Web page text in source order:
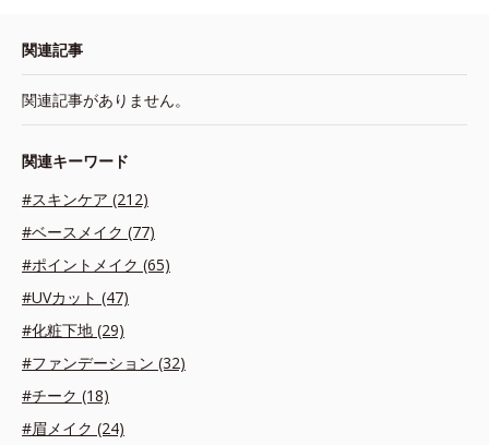
関連記事
関連記事がありません。
関連キーワード
#スキンケア (212)
#ベースメイク (77)
#ポイントメイク (65)
#UVカット (47)
#化粧下地 (29)
#ファンデーション (32)
#チーク (18)
#眉メイク (24)